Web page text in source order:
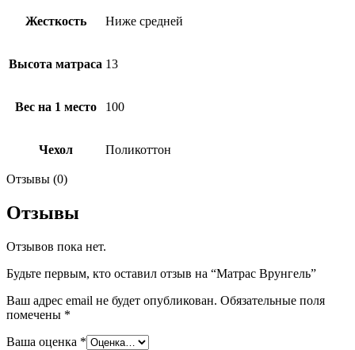
Жесткость Ниже средней
Высота матраса 13
Вес на 1 место 100
Чехол Поликоттон
Отзывы (0)
Отзывы
Отзывов пока нет.
Будьте первым, кто оставил отзыв на “Матрас Врунгель”
Ваш адрес email не будет опубликован. Обязательные поля
помечены *
Ваша оценка *